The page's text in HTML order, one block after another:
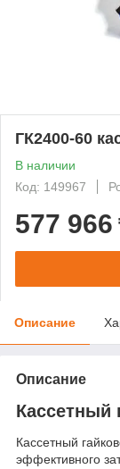
ГК2400-60
В наличии
Код: 149967
577 966
Описание
Описание
Кассетный
Кассетный
эффективного